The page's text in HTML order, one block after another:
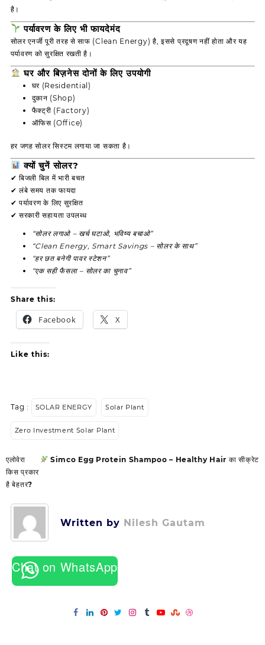
है।
पर्यावरण के लिए भी फायदेमंद
सोलर एनर्जी पूरी तरह से साफ (Clean Energy) है, इससे प्रदूषण नहीं होता और यह
पर्यावरण को सुरक्षित रखती है।
घर और बिज़नेस दोनों के लिए उपयोगी
घर (Residential)
दुकान (Shop)
फैक्ट्री (Factory)
ऑफिस (Office)
हर जगह सोलर सिस्टम लगाया जा सकता है।
क्यों चुनें सोलर?
✔ बिजली बिल में भारी बचत
✔ लंबे समय तक फायदा
✔ पर्यावरण के लिए सुरक्षित
✔ सरकारी सहायता उपलब्ध
“सोलर लगाओ – खर्च घटाओ, भविष्य बचाओ”
“Clean Energy, Smart Savings – सोलर के साथ”
“हर छत बनेगी पावर स्टेशन”
“एक सही फैसला – सोलर का चुनाव”
Share this:
Facebook X
Like this:
Tag : SOLAR ENERGY Solar Plant
Zero Investment Solar Plant
Post
navigation
एलोवेरा
किस प्रकार
है बेहतर?
Simco Egg Protein Shampoo – Healthy Hair का सीक्रेट
Written by Nilesh Gautam
Chat on WhatsApp